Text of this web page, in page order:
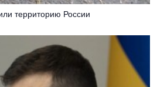
территорию России